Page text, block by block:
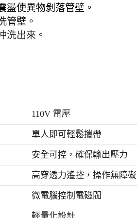
盪使異物剝落管壁。
管壁 。
洗出來 。
110V 電壓
單人即可輕鬆攜帶
安全可控，確保輸出壓力
高穿透力遙控，操作無障礙
微電腦控制電磁閥
輕量化設計